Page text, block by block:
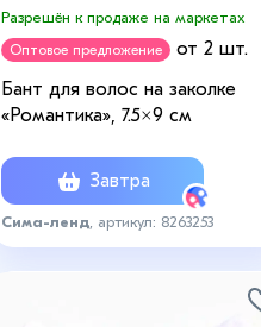
Разрешён к продаже на маркетах
Оптовое предложение
от 2 шт.
Бант для волос на заколке
«Романтика», 7.5×9 см
Завтра
Сима-ленд , артикул: 8263253